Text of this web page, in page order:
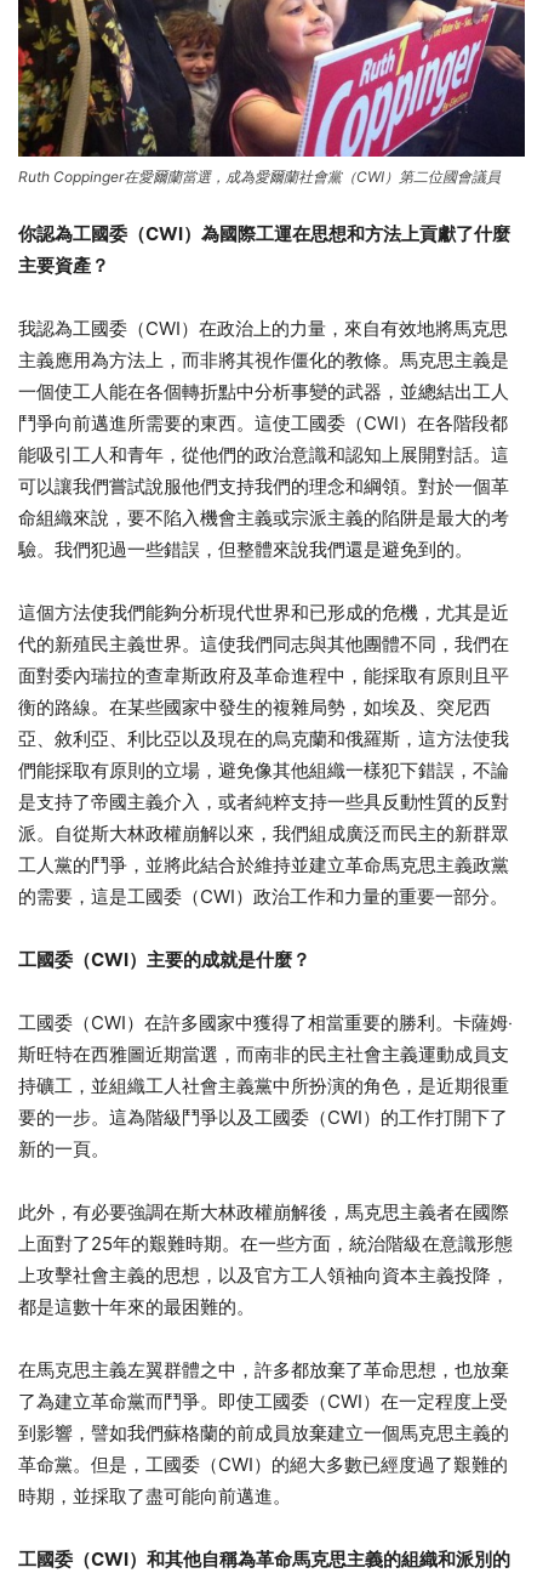
Ruth Coppinger在愛爾蘭當選，成為愛爾蘭社會黨（CWI）第二位國會議員
你認為工國委（CWI）為國際工運在思想和方法上貢獻了什麼
主要資產？
我認為工國委（CWI）在政治上的力量，來自有效地將馬克思
主義應用為方法上，而非將其視作僵化的教條。馬克思主義是
一個使工人能在各個轉折點中分析事變的武器，並總結出工人
鬥爭向前邁進所需要的東西。這使工國委（CWI）在各階段都
能吸引工人和青年，從他們的政治意識和認知上展開對話。這
可以讓我們嘗試說服他們支持我們的理念和綱領。對於一個革
命組織來說，要不陷入機會主義或宗派主義的陷阱是最大的考
驗。我們犯過一些錯誤，但整體來說我們還是避免到的。
這個方法使我們能夠分析現代世界和已形成的危機，尤其是近
代的新殖民主義世界。這使我們同志與其他團體不同，我們在
面對委內瑞拉的查韋斯政府及革命進程中，能採取有原則且平
衡的路線。在某些國家中發生的複雜局勢，如埃及、突尼西
亞、敘利亞、利比亞以及現在的烏克蘭和俄羅斯，這方法使我
們能採取有原則的立場，避免像其他組織一樣犯下錯誤，不論
是支持了帝國主義介入，或者純粹支持一些具反動性質的反對
派。自從斯大林政權崩解以來，我們組成廣泛而民主的新群眾
工人黨的鬥爭，並將此結合於維持並建立革命馬克思主義政黨
的需要，這是工國委（CWI）政治工作和力量的重要一部分。
工國委（CWI）主要的成就是什麼？
工國委（CWI）在許多國家中獲得了相當重要的勝利。卡薩姆‧
斯旺特在西雅圖近期當選，而南非的民主社會主義運動成員支
持礦工，並組織工人社會主義黨中所扮演的角色，是近期很重
要的一步。這為階級鬥爭以及工國委（CWI）的工作打開下了
新的一頁。
此外，有必要強調在斯大林政權崩解後，馬克思主義者在國際
上面對了25年的艱難時期。在一些方面，統治階級在意識形態
上攻擊社會主義的思想，以及官方工人領袖向資本主義投降，
都是這數十年來的最困難的。
在馬克思主義左翼群體之中，許多都放棄了革命思想，也放棄
了為建立革命黨而鬥爭。即使工國委（CWI）在一定程度上受
到影響，譬如我們蘇格蘭的前成員放棄建立一個馬克思主義的
革命黨。但是，工國委（CWI）的絕大多數已經度過了艱難的
時期，並採取了盡可能向前邁進。
工國委（CWI）和其他自稱為革命馬克思主義的組織和派別的